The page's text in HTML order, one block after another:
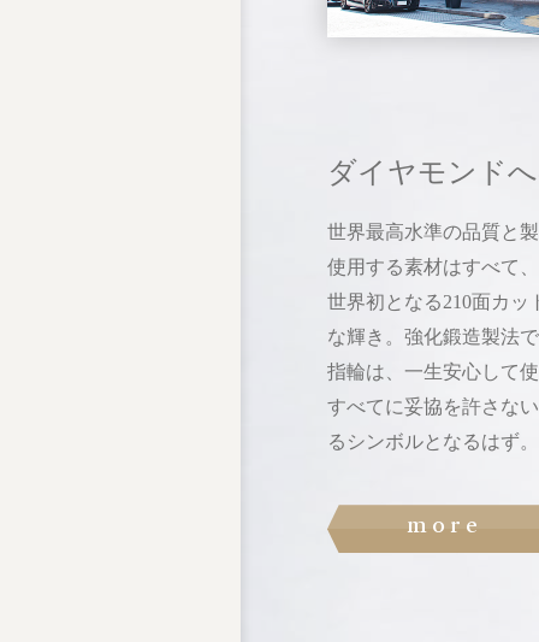
ダイヤモンド
世界最高水準の品質と
使用する素材はすべて、
世界初となる210面カッ
な輝き。 強化鍛造製法
指輪は、 一生安心して
すべてに妥協を許さな
る シンボルとなるはず。
more